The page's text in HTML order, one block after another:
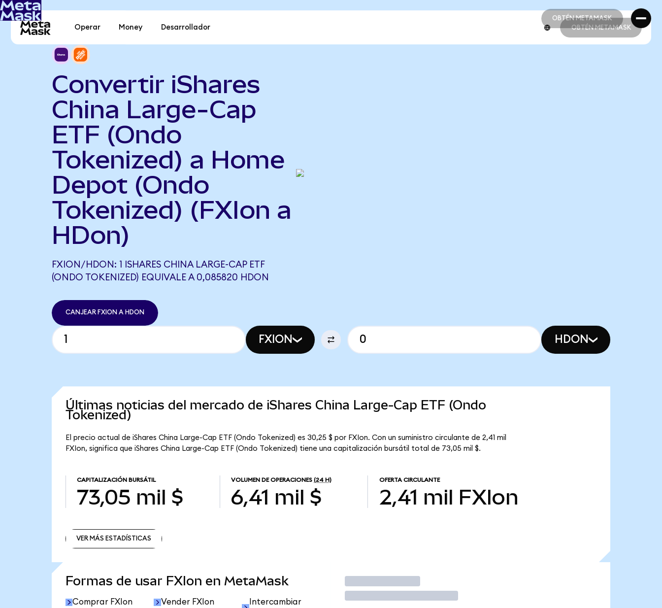
OBTÉN METAMASK
OBTÉN METAMASK
Operar Money Desarrollador OBTÉN METAMASK
Convertir iShares
China Large-Cap
ETF (Ondo
Tokenized) a Home
Depot (Ondo
Tokenized) (FXIon a
HDon)
FXION/HDON: 1 ISHARES CHINA LARGE-CAP ETF
(ONDO TOKENIZED) EQUIVALE A 0,085820 HDON
CANJEAR FXION A HDON
FXION HDON
Últimas noticias del mercado de iShares China Large-Cap ETF (Ondo
Tokenized)
El precio actual de iShares China Large-Cap ETF (Ondo Tokenized) es 30,25 $ por FXIon. Con un suministro circulante de 2,41 mil
FXIon, significa que iShares China Large-Cap ETF (Ondo Tokenized) tiene una capitalización bursátil total de 73,05 mil $.
CAPITALIZACIÓN BURSÁTIL
73,05 mil $
VOLUMEN DE OPERACIONES (24 H)
6,41 mil $
OFERTA CIRCULANTE
2,41 mil FXIon
VER MÁS ESTADÍSTICAS
Formas de usar FXIon en MetaMask
Comprar FXIon Vender FXIon
Intercambiar
Operar